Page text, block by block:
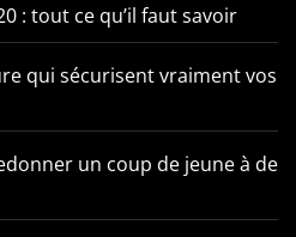
: tout ce qu’il faut savoir
qui sécurisent vraiment vos
un coup de jeune à de